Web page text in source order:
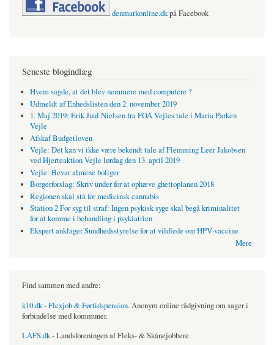
denmarkonline.dkpå Facebook
Seneste blogindlæg
Hvem sagde, at det blev nemmere med computere ?
Udmeldt af Enhedslisten den 2. november 2019
1. Maj 2019: Erik Juul Nielsen fra FOA Vejles tale i Maria Parken
Vejle
Afskaf Budgetloven
Vejle: Det kan vi ikke være bekendt tale af Flemming Leer Jakobsen
ved Hjerteaktion Vejle lørdag den 13. april 2019
Vejle: Bevar almene boliger
Borgerforslag: Skriv under for at ophæve ghettoplanen 2018
Regionen skal stå for medicinsk cannabis
Station 2 For syg til straf: Ingen psykisk syge skal begå kriminalitet
for at komme i behandling i psykiatrien
Ekspert anklager Sundhedsstyrelse for at vildlede om HPV-vaccine
Mere
Find sammen med andre:
k10.dk - Flexjob & Førtidspension. Anonym online rådgivning om sager i
forbindelse med kommuner.
LAFS.dk- Landsforeningen af Fleks- & Skånejobbere